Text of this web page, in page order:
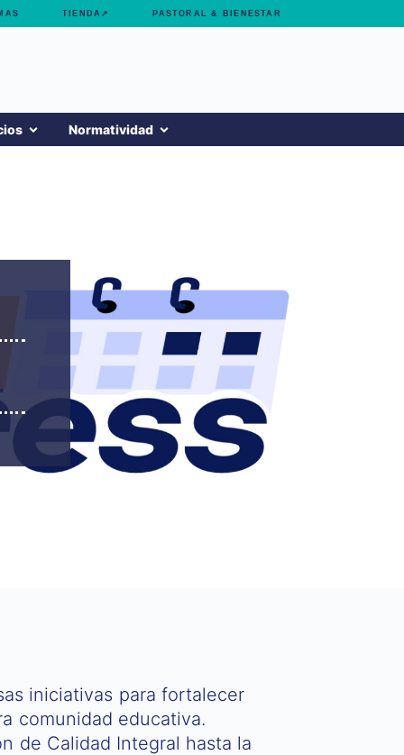
TIENDA↗ PASTORAL & BIENESTAR
Normatividad
iniciativas para fortalecer
comunidad educativa.
de Calidad Integral hasta la